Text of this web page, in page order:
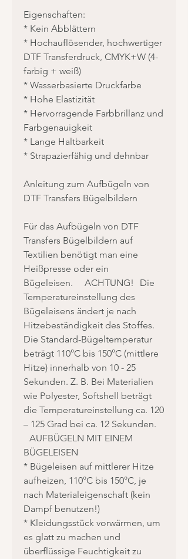
Eigenschaften:
* Kein Abblättern
* Hochauflösender, hochwertiger
DTF Transferdruck, CMYK+W (4-
farbig + weiß)
* Wasserbasierte Druckfarbe
* Hohe Elastizität
* Hervorragende Farbbrillanz und
Farbgenauigkeit
* Lange Haltbarkeit
* Strapazierfähig und dehnbar
Anleitung zum Aufbügeln von
DTF Transfers Bügelbildern
Für das Aufbügeln von DTF
Transfers Bügelbildern auf
Textilien benötigt man eine
Heißpresse oder ein
Bügeleisen. ACHTUNG! Die
Temperatureinstellung des
Bügeleisens ändert je nach
Hitzebeständigkeit des Stoffes.
Die Standard-Bügeltemperatur
beträgt 110°C bis 150°C (mittlere
Hitze) innerhalb von 10 - 25
Sekunden. Z. B. Bei Materialien
wie Polyester, Softshell beträgt
die Temperatureinstellung ca. 120
– 125 Grad bei ca. 12 Sekunden.
AUFBÜGELN MIT EINEM
BÜGELEISEN
* Bügeleisen auf mittlerer Hitze
aufheizen, 110°C bis 150°C, je
nach Materialeigenschaft (kein
Dampf benutzen!)
* Kleidungsstück vorwärmen, um
es glatt zu machen und
überflüssige Feuchtigkeit zu